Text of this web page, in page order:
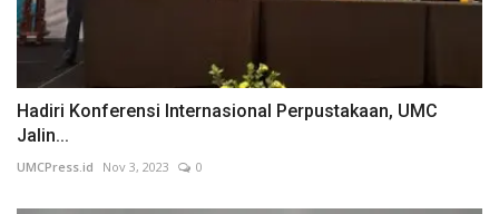
Hadiri Konferensi Internasional Perpustakaan, UMC
Jalin...
UMCPress.id Nov 3, 2023 0